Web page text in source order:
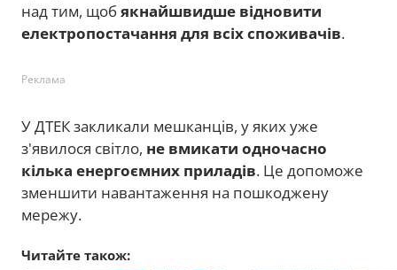
над тим, щобякнайшвидше відновити
електропостачання для всіх споживачів.
Реклама
У ДТЕК закликали мешканців, у яких уже
з'явилося світло, не вмикати одночасно
кілька енергоємних приладів. Це допоможе
зменшити навантаження на пошкоджену
мережу.
Читайте також: